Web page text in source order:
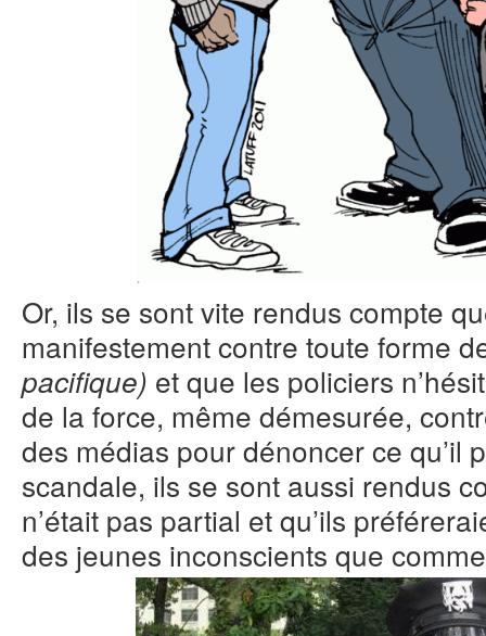
Or, ils se sont vite rendus compte
manifestement contre toute forme
pacifique) et que les policiers
de la force, même démesurée,
des médias pour dénoncer ce qu’il
scandale, ils se sont aussi rendus
n’était pas partial et qu’ils
des jeunes inconscients que